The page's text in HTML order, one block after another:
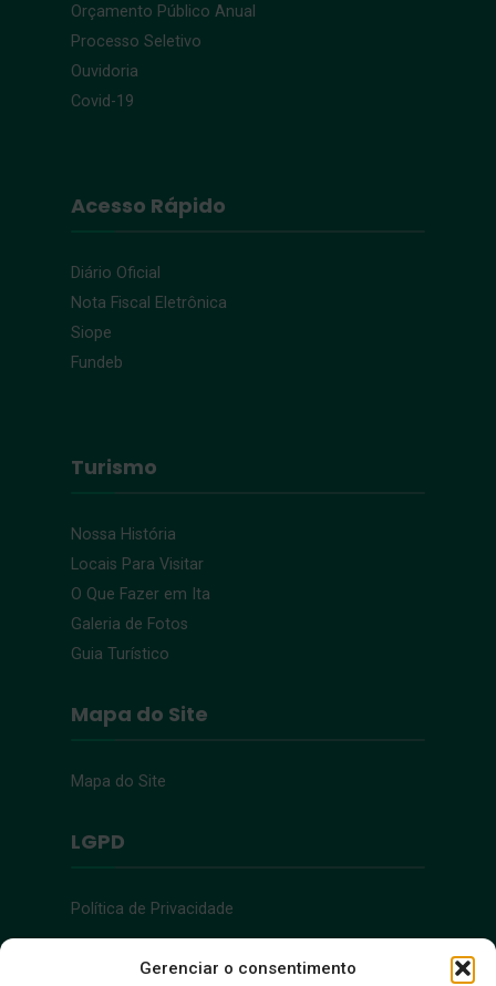
Gerenciar o consentimento
Orçamento Público Anual
Processo Seletivo
Ouvidoria
Covid-19
Acesso Rápido
Diário Oficial
Nota Fiscal Eletrônica
Siope
Fundeb
Turismo
Nossa História
Locais Para Visitar
O Que Fazer em Ita
Galeria de Fotos
Guia Turístico
Mapa do Site
Mapa do Site
LGPD
Política de Privacidade
Acessibilidade